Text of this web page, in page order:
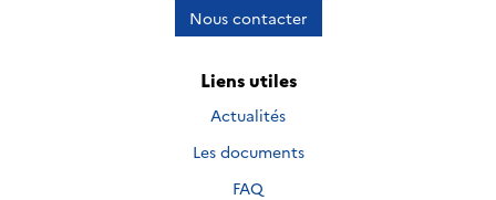
Nous contacter
Liens utiles
Actualités
Les documents
FAQ